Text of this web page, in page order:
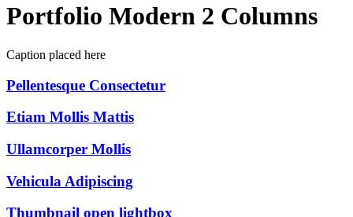
Portfolio Modern 2 Columns
Caption placed here
Pellentesque Consectetur
Etiam Mollis Mattis
Ullamcorper Mollis
Vehicula Adipiscing
Thumbnail open lightbox